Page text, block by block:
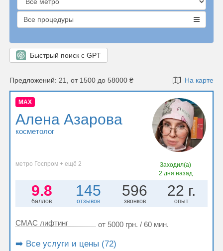
Все процедуры
Быстрый поиск с GPT
Предложений: 21, от 1500 до 58000 ₴ На карте
MAX
Алена Азарова
косметолог
метро Госпром + ещё 2
Заходил(а)
2 дня назад
9.8
баллов
145
отзывов
596
звонков
22 г.
опыт
СМАС лифтинг от 5000 грн. / 60 мин.
➡️ Все услуги и цены (72)